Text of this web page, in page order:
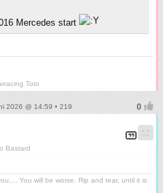
Mercedes start
Toto
2026 @ 14:59 • 219
Bastard
You will be worse. Rip and tear, until it is